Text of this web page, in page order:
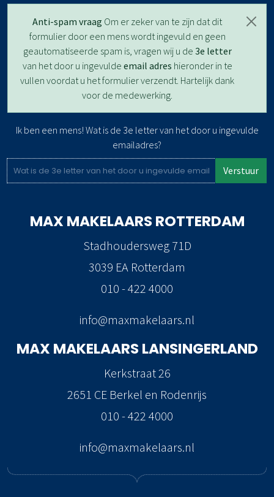
Anti-spam vraag Om er zeker van te zijn dat dit
formulier door een mens wordt ingevuld en geen
geautomatiseerde spam is, vragen wij u de 3e letter
van het door u ingevulde email adres hieronder in te
vullen voordat u het formulier verzendt. Hartelijk dank
voor de medewerking.
Ik ben een mens! Wat is de 3e letter van het door u ingevulde
emailadres?
Verstuur
MAX MAKELAARS ROTTERDAM
Stadhoudersweg 71D
3039 EA Rotterdam
010 - 422 4000
info@maxmakelaars.nl
MAX MAKELAARS LANSINGERLAND
Kerkstraat 26
2651 CE Berkel en Rodenrijs
010 - 422 4000
info@maxmakelaars.nl